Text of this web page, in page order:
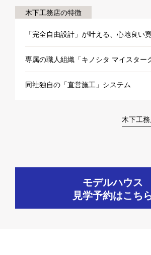
木下工務店の特徴
「完全自由設計」が叶える、心地良い
専属の職人組織「キノシタ マイスター
同社独自の「直営施工」システム
木下工
モデルハウス
見学予約はこち